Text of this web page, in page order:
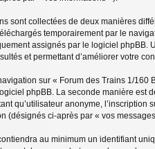
sont collectées de deux manières
temporairement par le
assignés par le logiciel phpBB.
et permettant d’améliorer votre
sur « Forum des Trains 1/
phpBB. La seconde manière est
qu’utilisateur anonyme,
(désignés ci-après par « vos messages
au minimum un identifiant